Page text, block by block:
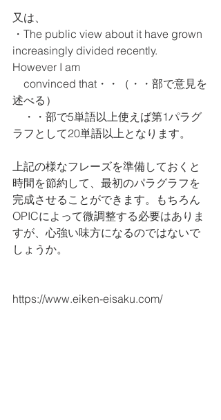
又は、
・The public view about it have grown
increasingly divided recently.
However I am
述べる）
ラフとして20単語以上となります。
上記の様なフレーズを準備しておくと
時間を節約して、最初のパラグラフを
完成させることができます。もちろん
OPICによって微調整する必要はありま
すが、心強い味方になるのではないで
しょうか。
https://www.eiken-eisaku.com/